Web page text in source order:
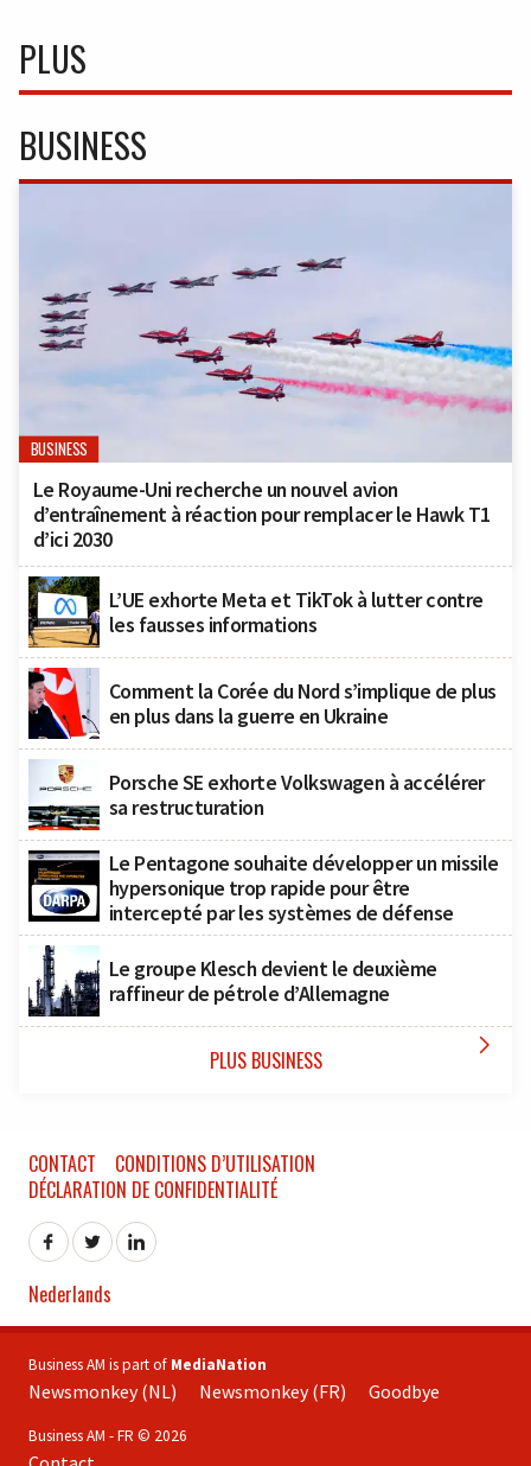
PLUS
BUSINESS
BUSINESS
Le Royaume-Uni recherche un nouvel avion
d’entraînement à réaction pour remplacer le Hawk T1
d’ici 2030
L’UE exhorte Meta et TikTok à lutter contre
les fausses informations
Comment la Corée du Nord s’implique de plus
en plus dans la guerre en Ukraine
Porsche SE exhorte Volkswagen à accélérer
sa restructuration
Le Pentagone souhaite développer un missile
hypersonique trop rapide pour être
intercepté par les systèmes de défense
Le groupe Klesch devient le deuxième
raffineur de pétrole d’Allemagne
PLUS BUSINESS 
CONTACT
CONDITIONS D’UTILISATION
DÉCLARATION DE CONFIDENTIALITÉ
Nederlands
Business AM is part of MediaNation
Newsmonkey (NL) Newsmonkey (FR) Goodbye
Business AM - FR © 2026